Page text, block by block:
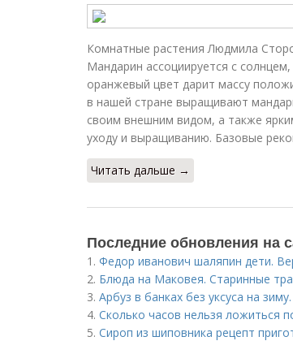
Комнатные растения Людмила
Мандарин ассоциируется с
оранжевый цвет дарит массу
в нашей стране выращивают
своим внешним видом, а также
уходу и выращиванию. Базовые
Читать дальше →
Последние обновления на
1. Федор иванович шаляпин дети.
2. Блюда на Маковея. Старинные
3. Арбуз в банках без уксуса на
4. Сколько часов нельзя ложиться
5. Сироп из шиповника рецепт